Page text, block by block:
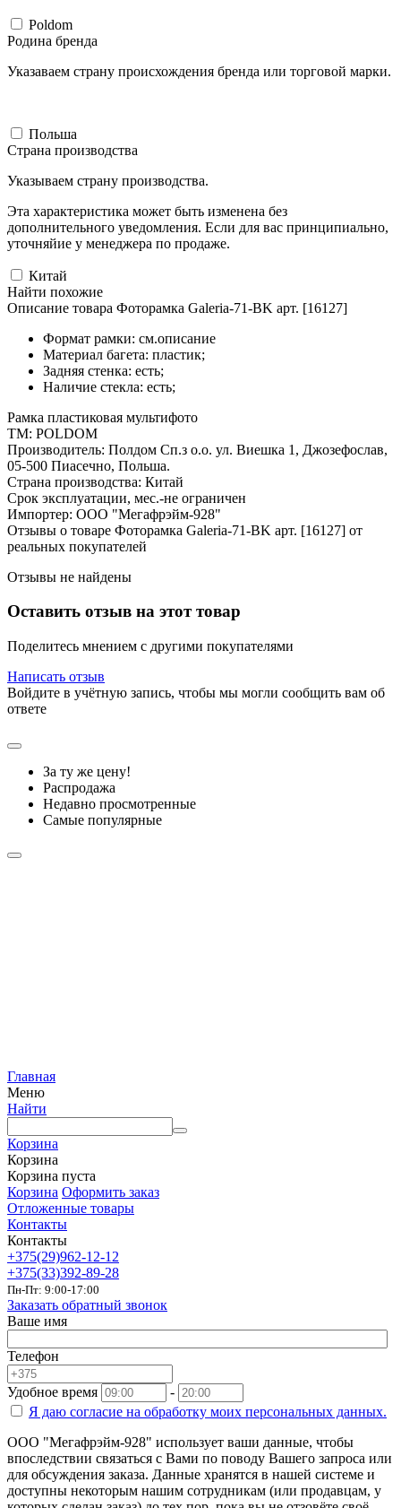
Poldom
Родина бренда
Указаваем страну происхождения бренда или торговой марки.
Польша
Страна производства
Указываем страну производства.
Эта характеристика может быть изменена без
дополнительного уведомления. Если для вас принципиально,
уточняйие у менеджера по продаже.
Китай
Найти похожие
Описание товара Фоторамка Galeria-71-BK арт. [16127]
Формат рамки: см.описание
Материал багета: пластик;
Задняя стенка: есть;
Наличие стекла: есть;
Рамка пластиковая мультифото
ТМ: POLDOM
Производитель: Полдом Сп.з о.о. ул. Виешка 1, Джозефослав,
05-500 Пиасечно, Польша.
Страна производства: Китай
Срок эксплуатации, мес.-не ограничен
Импортер: ООО "Мегафрэйм-928"
Отзывы о товаре Фоторамка Galeria-71-BK арт. [16127] от
реальных покупателей
Отзывы не найдены
Оставить отзыв на этот товар
Поделитесь мнением с другими покупателями
Написать отзыв
Войдите в учётную запись, чтобы мы могли сообщить вам об
ответе
За ту же цену!
Распродажа
Недавно просмотренные
Самые популярные
Главная
Меню
Найти
Корзина
Корзина
Корзина пуста
Корзина Оформить заказ
Отложенные товары
Контакты
Контакты
+375(29)962-12-12
+375(33)392-89-28
Пн-Пт: 9:00-17:00
Заказать обратный звонок
Ваше имя
Телефон
Удобное время
-
Я даю согласие на обработку моих персональных данных.
ООО "Мегафрэйм-928" использует ваши данные, чтобы
впоследствии связаться с Вами по поводу Вашего запроса или
для обсуждения заказа. Данные хранятся в нашей системе и
доступны некоторым нашим сотрудникам (или продавцам, у